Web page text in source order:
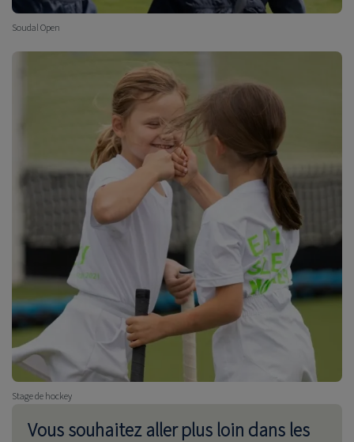
Soudal Open
Stage de hockey
Vous souhaitez aller plus loin dans les